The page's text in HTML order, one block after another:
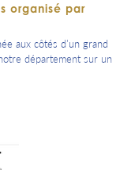
organisé par
aux côtés d'un grand
département sur un